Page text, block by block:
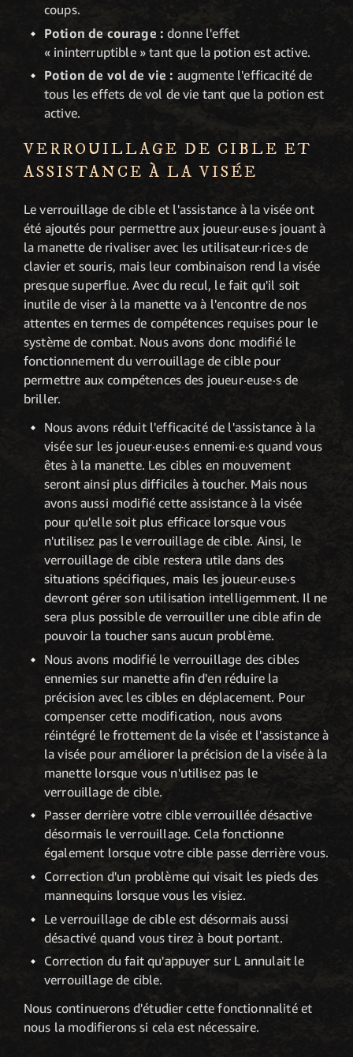
coups.
Potion de courage : donne l'effet
« ininterruptible » tant que la potion est active.
Potion de vol de vie : augmente l'efficacité de
tous les effets de vol de vie tant que la potion est
active.
VERROUILLAGE DE CIBLE ET
ASSISTANCE À LA VISÉE
Le verrouillage de cible et l'assistance à la visée ont
été ajoutés pour permettre aux joueur·euse·s jouant à
la manette de rivaliser avec les utilisateur·rice·s de
clavier et souris, mais leur combinaison rend la visée
presque superflue. Avec du recul, le fait qu'il soit
inutile de viser à la manette va à l'encontre de nos
attentes en termes de compétences requises pour le
système de combat. Nous avons donc modifié le
fonctionnement du verrouillage de cible pour
permettre aux compétences des joueur·euse·s de
briller.
Nous avons réduit l'efficacité de l'assistance à la
visée sur les joueur·euse·s ennemi·e·s quand vous
êtes à la manette. Les cibles en mouvement
seront ainsi plus difficiles à toucher. Mais nous
avons aussi modifié cette assistance à la visée
pour qu'elle soit plus efficace lorsque vous
n'utilisez pas le verrouillage de cible. Ainsi, le
verrouillage de cible restera utile dans des
situations spécifiques, mais les joueur·euse·s
devront gérer son utilisation intelligemment. Il ne
sera plus possible de verrouiller une cible afin de
pouvoir la toucher sans aucun problème.
Nous avons modifié le verrouillage des cibles
ennemies sur manette afin d'en réduire la
précision avec les cibles en déplacement. Pour
compenser cette modification, nous avons
réintégré le frottement de la visée et l'assistance à
la visée pour améliorer la précision de la visée à la
manette lorsque vous n'utilisez pas le
verrouillage de cible.
Passer derrière votre cible verrouillée désactive
désormais le verrouillage. Cela fonctionne
également lorsque votre cible passe derrière vous.
Correction d'un problème qui visait les pieds des
mannequins lorsque vous les visiez.
Le verrouillage de cible est désormais aussi
désactivé quand vous tirez à bout portant.
Correction du fait qu'appuyer sur L annulait le
verrouillage de cible.
Nous continuerons d'étudier cette fonctionnalité et
nous la modifierons si cela est nécessaire.